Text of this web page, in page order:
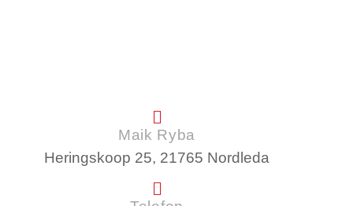
Maik Ryba
Heringskoop 25, 21765 Nordleda